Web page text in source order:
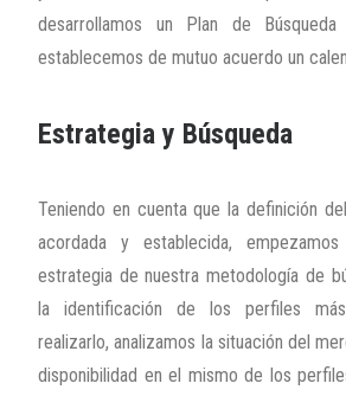
desarrollamos un Plan de
establecemos de mutuo acuerdo un
Estrategia y Búsqueda
Teniendo en cuenta que la definición
acordada y establecida,
estrategia de nuestra metodología de
la identificación de los perfiles
realizarlo, analizamos la situación del
disponibilidad en el mismo de los